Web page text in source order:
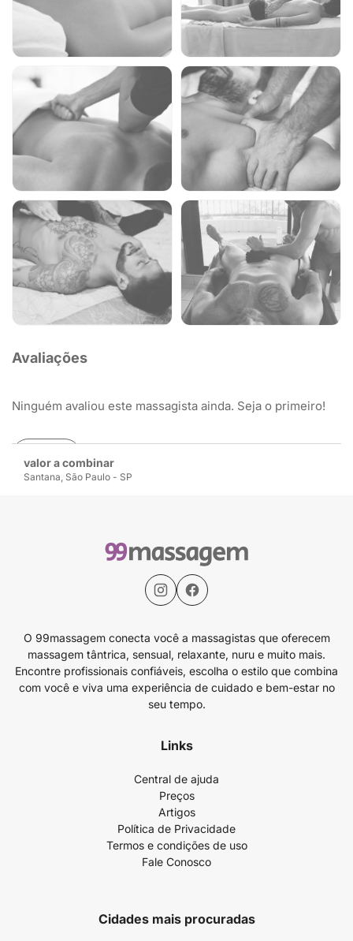
valor a combinar
Santana, São Paulo - SP
Avaliações
Ninguém avaliou este massagista ainda. Seja o primeiro!
Avaliar
O 99massagem conecta você a massagistas que oferecem
massagem tântrica, sensual, relaxante, nuru e muito mais.
Encontre profissionais confiáveis, escolha o estilo que combina
com você e viva uma experiência de cuidado e bem-estar no
seu tempo.
Links
Central de ajuda
Preços
Artigos
Política de Privacidade
Termos e condições de uso
Fale Conosco
Cidades mais procuradas